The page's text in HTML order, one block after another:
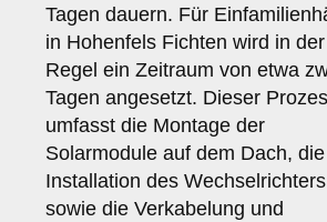
Tagen dauern. Für
in Hohenfels Fichten wird in der
Regel ein Zeitraum von etwa
Tagen angesetzt. Dieser
umfasst die Montage der
Solarmodule auf dem Dach, die
Installation des Wechselrichters
sowie die Verkabelung und